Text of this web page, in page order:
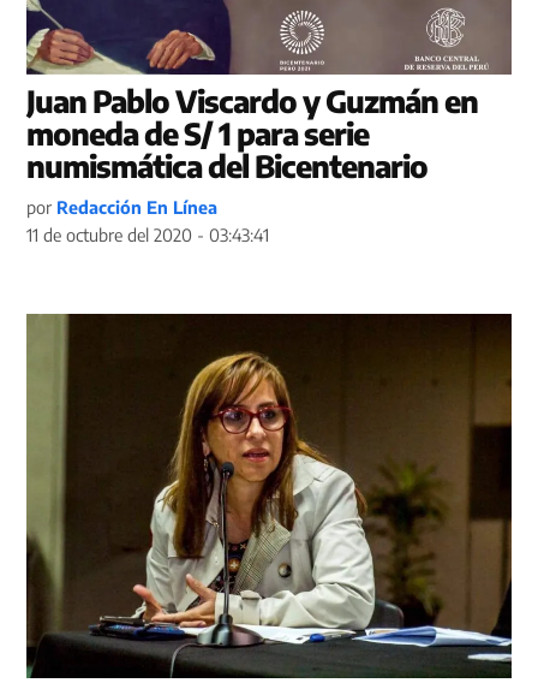
Juan Pablo Viscardo y Guzmán en
moneda de S/ 1 para serie
numismática del Bicentenario
por Redacción En Línea
11 de octubre del 2020 - 03:43:41